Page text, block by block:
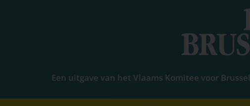
Een uitgave van het Vlaams Komitee voor Brussel